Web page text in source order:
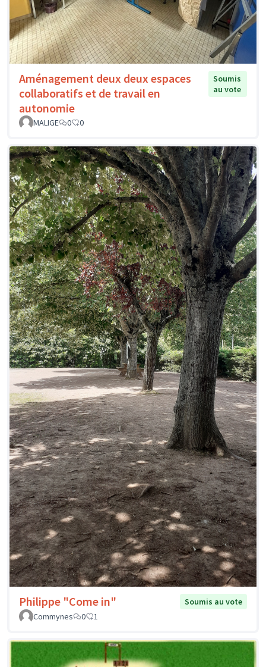
Aménagement deux deux espaces
collaboratifs et de travail en
autonomie
Soumis
au vote
MALIGE 0 0
Philippe "Come in"
Soumis au vote
Commynes
0 1